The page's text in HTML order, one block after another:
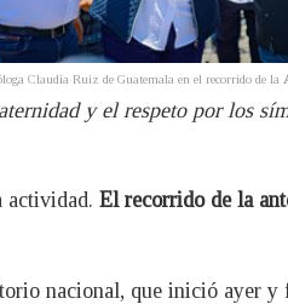
Claudia Ruiz de Guatemala en el recorrido de la
y el respeto por los
actividad. El recorrido de la
nacional, que inició ayer